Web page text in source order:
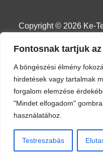
Testreszabás
Copyright © 2026 Ke-